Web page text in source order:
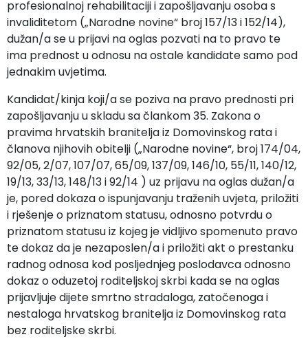
profesionalnoj rehabilitaciji i zapošljavanju osoba s
invaliditetom („Narodne novine“ broj 157/13 i 152/14),
dužan/a se u prijavi na oglas pozvati na to pravo te
ima prednost u odnosu na ostale kandidate samo pod
jednakim uvjetima.
Kandidat/kinja koji/a se poziva na pravo prednosti pri
zapošljavanju u skladu sa člankom 35. Zakona o
pravima hrvatskih branitelja iz Domovinskog rata i
članova njihovih obitelji („Narodne novine“, broj 174/04,
92/05, 2/07, 107/07, 65/09, 137/09, 146/10, 55/11, 140/12,
19/13, 33/13, 148/13 i 92/14 ) uz prijavu na oglas dužan/a
je, pored dokaza o ispunjavanju traženih uvjeta, priložiti
i rješenje o priznatom statusu, odnosno potvrdu o
priznatom statusu iz kojeg je vidljivo spomenuto pravo
te dokaz da je nezaposlen/a i priložiti akt o prestanku
radnog odnosa kod posljednjeg poslodavca odnosno
dokaz o oduzetoj roditeljskoj skrbi kada se na oglas
prijavljuje dijete smrtno stradaloga, zatočenoga i
nestaloga hrvatskog branitelja iz Domovinskog rata
bez roditeljske skrbi.